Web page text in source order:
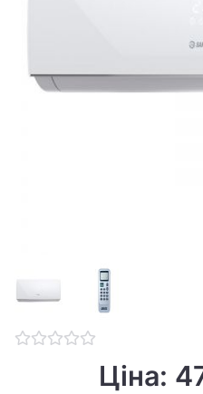
Ціна: